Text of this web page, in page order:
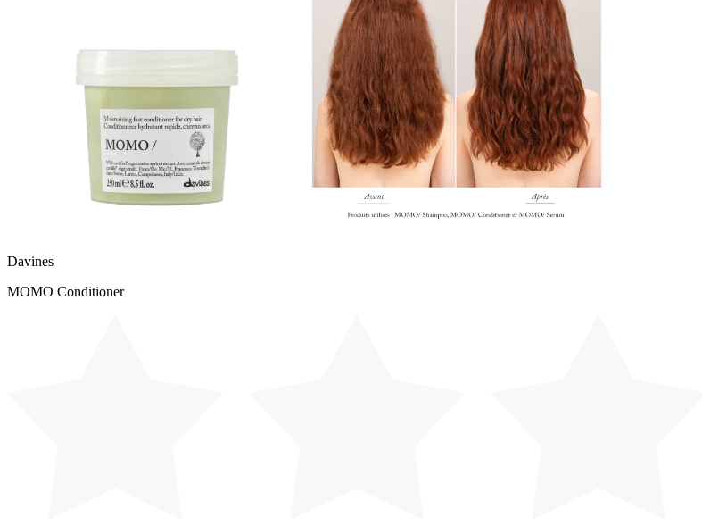
Davines
MOMO Conditioner